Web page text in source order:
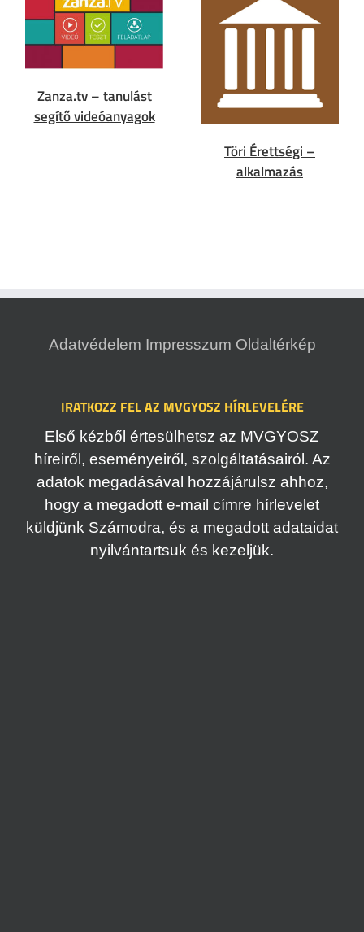
Zanza.tv – tanulást
segítő videóanyagok
Töri Érettségi –
alkalmazás
Adatvédelem Impresszum Oldaltérkép
IRATKOZZ FEL AZ MVGYOSZ HÍRLEVELÉRE
Első kézből értesülhetsz az MVGYOSZ
híreiről, eseményeiről, szolgáltatásairól. Az
adatok megadásával hozzájárulsz ahhoz,
hogy a megadott e-mail címre hírlevelet
küldjünk Számodra, és a megadott adataidat
nyilvántartsuk és kezeljük.